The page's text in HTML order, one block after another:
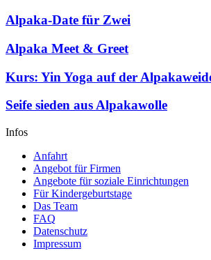
Alpaka-Date für Zwei
Alpaka Meet & Greet
Kurs: Yin Yoga auf der
Seife sieden aus Alpakawolle
Infos
Anfahrt
Angebot für Firmen
Angebote für soziale Einrichtungen
Für Kindergeburtstage
Das Team
FAQ
Datenschutz
Impressum